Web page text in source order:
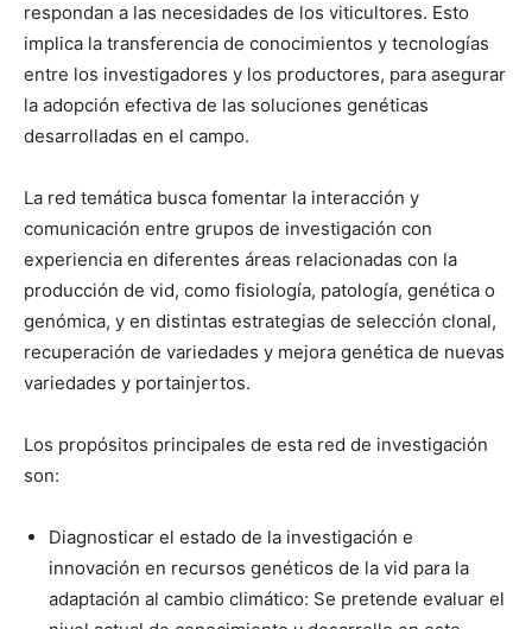
respondan a las necesidades de los viticultores. Esto
implica la transferencia de conocimientos y tecnologías
entre los investigadores y los productores, para asegurar
la adopción efectiva de las soluciones genéticas
desarrolladas en el campo.
La red temática busca fomentar la interacción y
comunicación entre grupos de investigación con
experiencia en diferentes áreas relacionadas con la
producción de vid, como fisiología, patología, genética o
genómica, y en distintas estrategias de selección clonal,
recuperación de variedades y mejora genética de nuevas
variedades y portainjertos.
Los propósitos principales de esta red de investigación
son:
Diagnosticar el estado de la investigación e
innovación en recursos genéticos de la vid para la
adaptación al cambio climático: Se pretende evaluar el